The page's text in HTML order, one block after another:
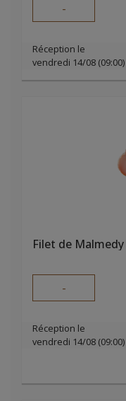
-
Réception le
vendredi 14/08 (09:00)
Filet de
-
Réception le
vendredi 14/08 (09:00)